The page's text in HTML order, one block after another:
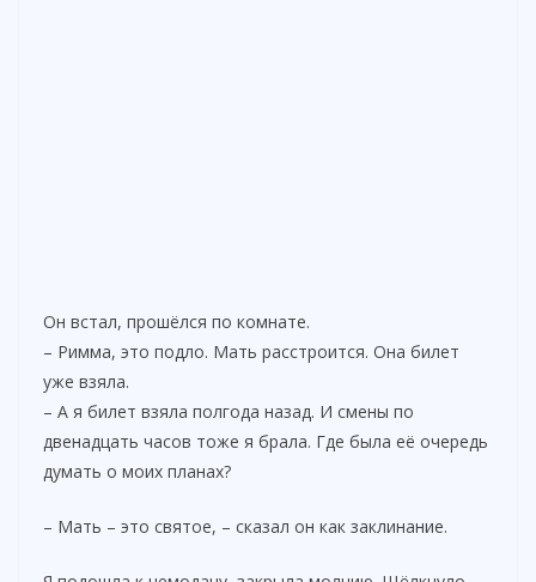
Он встал, прошёлся по комнате.
– Римма, это подло. Мать расстроится. Она билет
уже взяла.
– А я билет взяла полгода назад. И смены по
двенадцать часов тоже я брала. Где была её очередь
думать о моих планах?
– Мать – это святое, – сказал он как заклинание.